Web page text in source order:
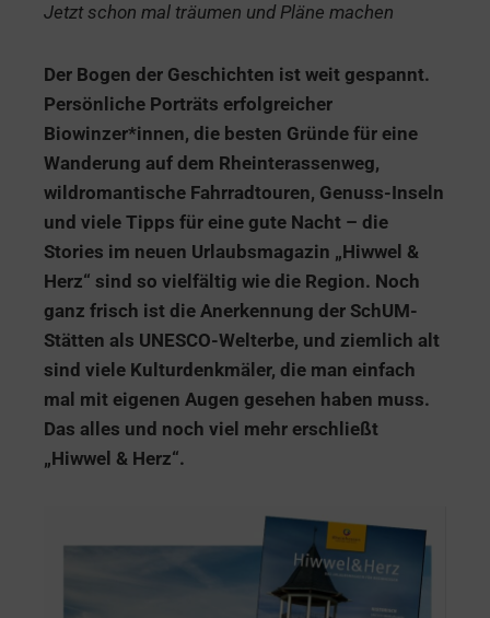
Jetzt schon mal träumen und Pläne machen
Der Bogen der Geschichten ist weit gespannt.
Persönliche Porträts erfolgreicher
Biowinzer*innen, die besten Gründe für eine
Wanderung auf dem Rheinterassenweg,
wildromantische Fahrradtouren, Genuss-Inseln
und viele Tipps für eine gute Nacht – die
Stories im neuen Urlaubsmagazin „Hiwwel &
Herz“ sind so vielfältig wie die Region. Noch
ganz frisch ist die Anerkennung der SchUM-
Stätten als UNESCO-Welterbe, und ziemlich alt
sind viele Kulturdenkmäler, die man einfach
mal mit eigenen Augen gesehen haben muss.
Das alles und noch viel mehr erschließt
„Hiwwel & Herz“.